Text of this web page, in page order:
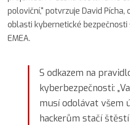
poloviční,“ potvrzuje David
oblasti kybernetické
EMEA.
S odkazem na
kyberbezpečnosti:
musí odolávat všem
hackerům stačí